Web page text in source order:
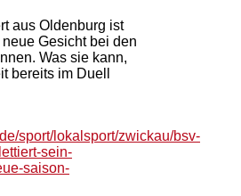
aus Oldenburg ist
Gesicht bei den
Was sie kann,
bereits im Duell
sport/lokalsport/zwickau/bsv-
sein-
saison-